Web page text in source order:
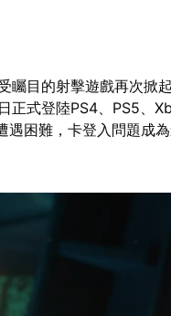
矚目的射擊遊戲再次掀
正式登陸PS4、PS5、
困難，卡登入問題成